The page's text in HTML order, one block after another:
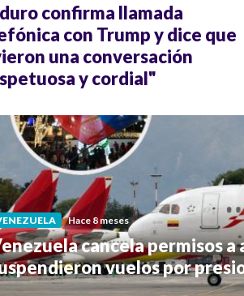
confirma llamada
con Trump y dice que
una conversación
y cordial"
Hace 8 meses
cancela permisos a
vuelos por